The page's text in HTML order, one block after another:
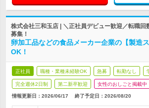
株式会社三和玉店 | ＼正社員デビュー歓迎／転職回
募集！
卵加工品などの食品メーカー企業の【製造
OK！
正社員 職種・業種未経験OK 急募 転勤なし
完全週休2日制 第二新卒歓迎 女性のおしごと掲載中
情報更新日：2026/06/17 終了予定日： 2026/08/20